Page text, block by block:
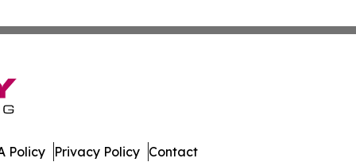
Policy Privacy Policy Contact